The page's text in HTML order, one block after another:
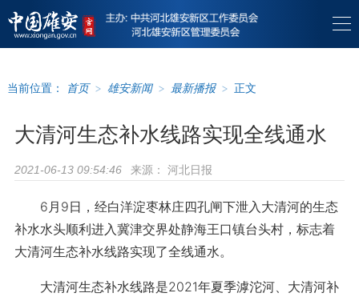
当前位置： 首页 > 雄安新闻 > 最新播报 > 正文
大清河生态补水线路实现全线通水
2021-06-13 09:54:46 来源： 河北日报
6月9日，经白洋淀枣林庄四孔闸下泄入大清河的生态
补水水头顺利进入冀津交界处静海王口镇台头村，标志着
大清河生态补水线路实现了全线通水。
大清河生态补水线路是2021年夏季滹沱河、大清河补